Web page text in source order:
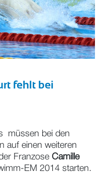
fehlt bei
müssen bei den
auf einen weiteren
Franzose Camille
EM 2014 starten.